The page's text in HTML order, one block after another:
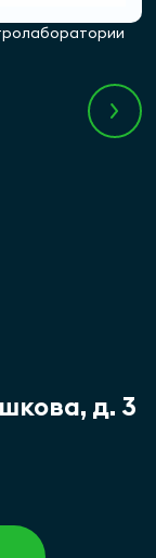
№184-02-
P ISO 9001.
д. 3